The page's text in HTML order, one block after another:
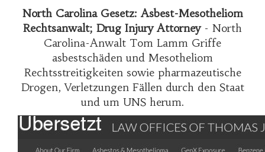
North Carolina Gesetz: Asbest-Mesotheliom
Rechtsanwalt; Drug Injury Attorney- North
Carolina-Anwalt Tom Lamm Griffe
asbestschäden und Mesotheliom
Rechtsstreitigkeiten sowie pharmazeutische
Drogen, Verletzungen Fällen durch den Staat
und um UNS herum.